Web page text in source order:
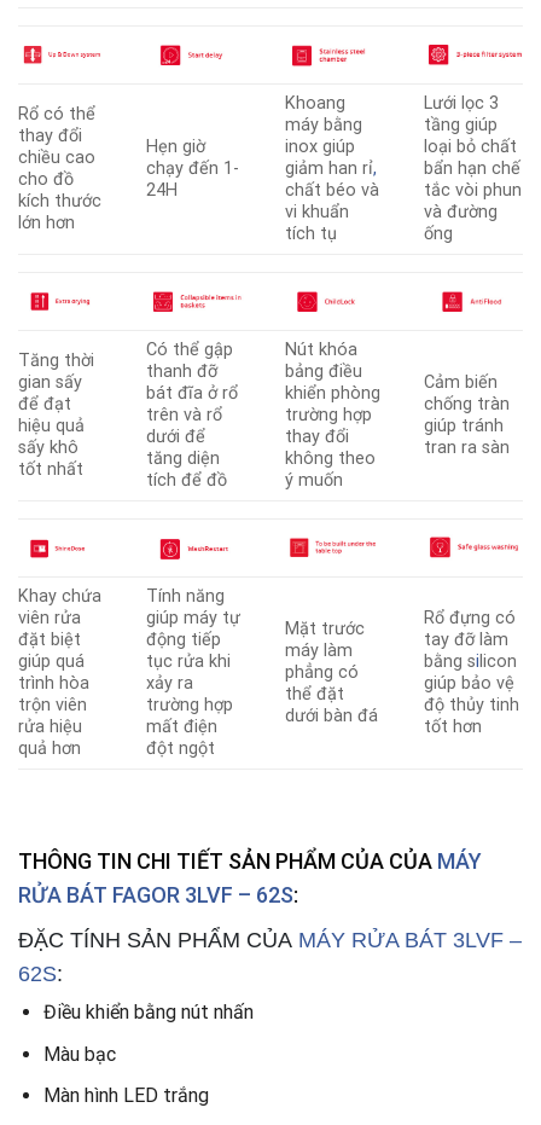
Rổ có thể
thay đổi
chiều cao
cho đồ
kích thước
lớn hơn
Hẹn giờ
chạy đến 1-
24H
Khoang
máy bằng
inox giúp
giảm han rỉ,
chất béo và
vi khuẩn
tích tụ
Lưới lọc 3
tầng giúp
loại bỏ chất
bẩn hạn chế
tắc vòi phun
và đường
ống
Tăng thời
gian sấy
để đạt
hiệu quả
sấy khô
tốt nhất
Có thể gập
thanh đỡ
bát đĩa ở rổ
trên và rổ
dưới để
tăng diện
tích để đồ
Nút khóa
bảng điều
khiển phòng
trường hợp
thay đổi
không theo
ý muốn
Cảm biến
chống tràn
giúp tránh
tran ra sàn
Khay chứa
viên rửa
đặt biệt
giúp quá
trình hòa
trộn viên
rửa hiệu
quả hơn
Tính năng
giúp máy tự
động tiếp
tục rửa khi
xảy ra
trường hợp
mất điện
đột ngột
Mặt trước
máy làm
phẳng có
thể đặt
dưới bàn đá
Rổ đựng có
tay đỡ làm
bằng si licon
giúp bảo vệ
độ thủy tinh
tốt hơn
THÔNG TIN CHI TIẾT SẢN PHẨM CỦA CỦA MÁY
RỬA BÁT FAGOR 3LVF – 62S:
ĐẶC TÍNH SẢN PHẨM CỦA MÁY RỬA BÁT 3LVF –
62S:
Điều khiển bằng nút nhấn
Màu bạc
Màn hình LED trắng